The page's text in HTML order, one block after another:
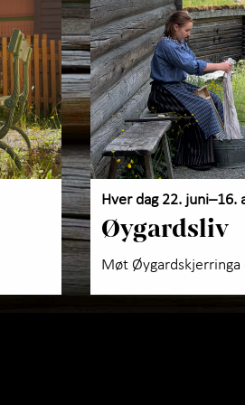
Hver dag 22. juni–16.
Øygardsliv
Møt Øygardskjerringa